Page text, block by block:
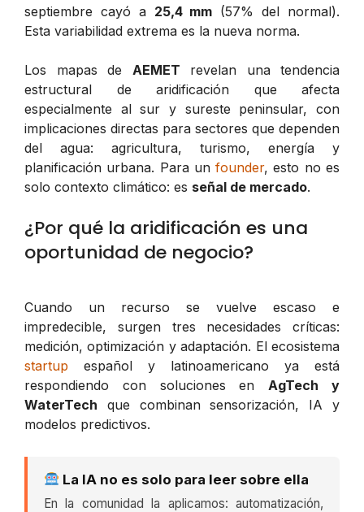
septiembre cayó a 25,4 mm (57% del normal).
Esta variabilidad extrema es la nueva norma.
Los mapas de AEMET revelan una tendencia
estructural de aridificación que afecta
especialmente al sur y sureste peninsular, con
implicaciones directas para sectores que dependen
del agua: agricultura, turismo, energía y
planificación urbana. Para unfounder, esto no es
solo contexto climático: es señal de mercado.
¿Por qué la aridificación es una
oportunidad de negocio?
Cuando un recurso se vuelve escaso e
impredecible, surgen tres necesidades críticas:
medición, optimización y adaptación. El ecosistema
startup español y latinoamericano ya está
respondiendo con soluciones en AgTech y
WaterTech que combinan sensorización, IA y
modelos predictivos.
La IA no es solo para leer sobre ella
En la comunidad la aplicamos: automatización,